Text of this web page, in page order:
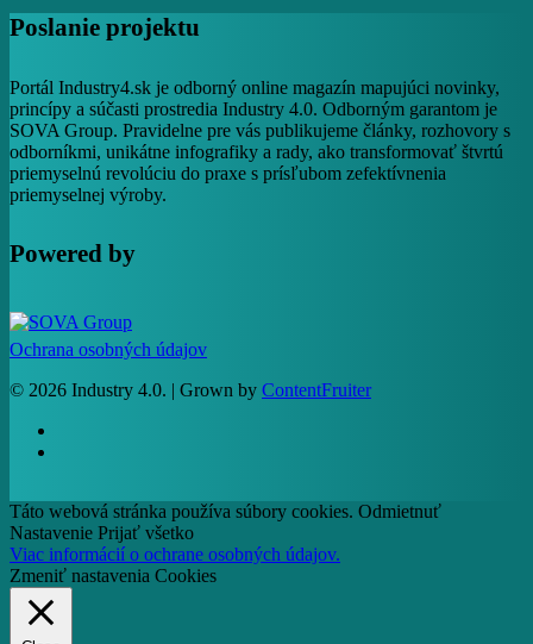
Poslanie projektu
Portál Industry4.sk je odborný online magazín mapujúci novinky,
princípy a súčasti prostredia Industry 4.0. Odborným garantom je
SOVA Group. Pravidelne pre vás publikujeme články, rozhovory s
odborníkmi, unikátne infografiky a rady, ako transformovať štvrtú
priemyselnú revolúciu do praxe s prísľubom zefektívnenia
priemyselnej výroby.
Powered by
Ochrana osobných údajov
© 2026 Industry 4.0. | Grown by ContentFruiter
Táto webová stránka používa súbory cookies. Odmietnuť
Nastavenie Prijať všetko
Viac informácií o ochrane osobných údajov.
Zmeniť nastavenia Cookies